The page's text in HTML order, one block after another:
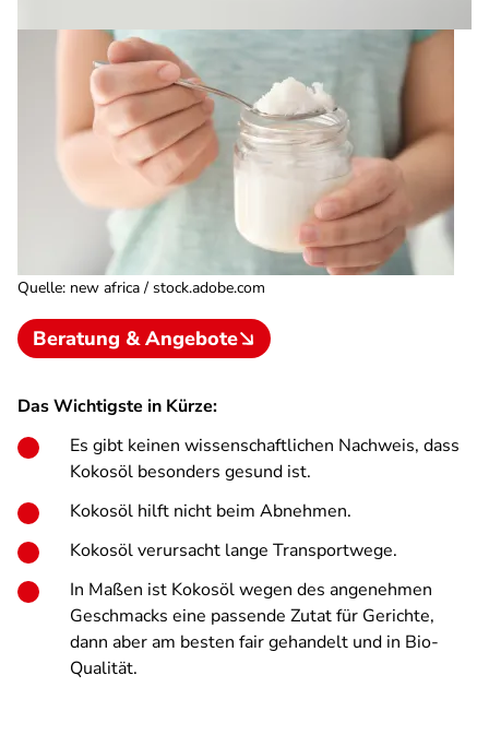
Quelle: new africa / stock.adobe.com
Beratung & Angebote
Das Wichtigste in Kürze:
Es gibt keinen wissenschaftlichen Nachweis, dass
Kokosöl besonders gesund ist.
Kokosöl hilft nicht beim Abnehmen.
Kokosöl verursacht lange Transportwege.
In Maßen ist Kokosöl wegen des angenehmen
Geschmacks eine passende Zutat für Gerichte,
dann aber am besten fair gehandelt und in Bio-
Qualität.